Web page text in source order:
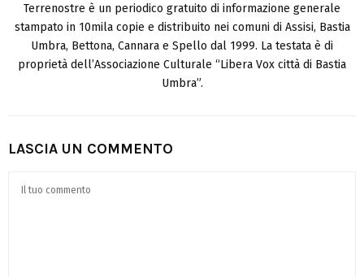
Terrenostre è un periodico gratuito di informazione generale
stampato in 10mila copie e distribuito nei comuni di Assisi, Bastia
Umbra, Bettona, Cannara e Spello dal 1999. La testata è di
proprietà dell’Associazione Culturale “Libera Vox città di Bastia
Umbra”.
LASCIA UN COMMENTO